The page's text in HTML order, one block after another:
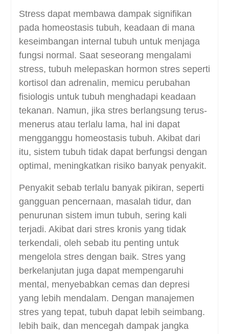
Stress dapat membawa dampak signifikan
pada homeostasis tubuh, keadaan di mana
keseimbangan internal tubuh untuk menjaga
fungsi normal. Saat seseorang mengalami
stress, tubuh melepaskan hormon stres seperti
kortisol dan adrenalin, memicu perubahan
fisiologis untuk tubuh menghadapi keadaan
tekanan. Namun, jika stres berlangsung terus-
menerus atau terlalu lama, hal ini dapat
mengganggu homeostasis tubuh. Akibat dari
itu, sistem tubuh tidak dapat berfungsi dengan
optimal, meningkatkan risiko banyak penyakit.
Penyakit sebab terlalu banyak pikiran, seperti
gangguan pencernaan, masalah tidur, dan
penurunan sistem imun tubuh, sering kali
terjadi. Akibat dari stres kronis yang tidak
terkendali, oleh sebab itu penting untuk
mengelola stres dengan baik. Stres yang
berkelanjutan juga dapat mempengaruhi
mental, menyebabkan cemas dan depresi
yang lebih mendalam. Dengan manajemen
stres yang tepat, tubuh dapat lebih seimbang.
lebih baik, dan mencegah dampak jangka